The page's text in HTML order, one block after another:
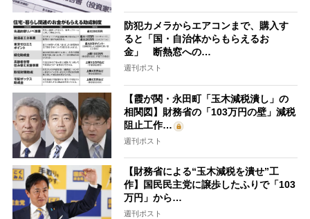
防犯カメラからエアコンまで、購入す
ると「国・自治体からもらえるお
金」 断熱窓への…
週刊ポスト
【霞が関・永田町「玉木減税潰し」の
相関図】財務省の「103万円の壁」減税
阻止工作…
週刊ポスト
【財務省による“玉木減税を潰せ”工
作】国民民主党に譲歩したふりで「103
万円」から…
週刊ポスト